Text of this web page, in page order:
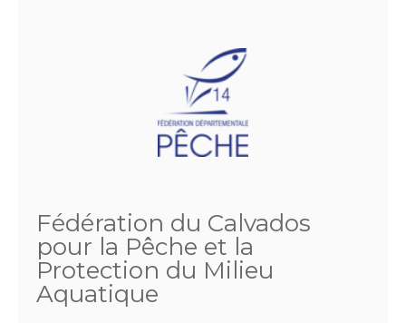
Fédération du Calvados
pour la Pêche et la
Protection du Milieu
Aquatique